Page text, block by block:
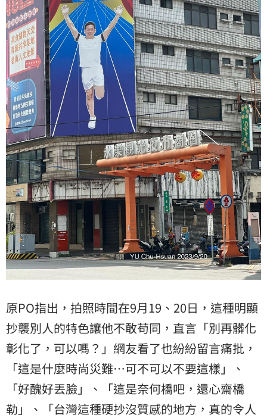
原PO指出，拍照時間在9月19、20日，這種明顯
抄襲別人的特色讓他不敢苟同，直言「別再髒化
彰化了，可以嗎？」網友看了也紛紛留言痛批，
「這是什麼時尚災難…可不可以不要這樣」、
「好醜好丟臉」、「這是奈何橋吧，還心齋橋
勒」、「台灣這種硬抄沒質感的地方，真的令人